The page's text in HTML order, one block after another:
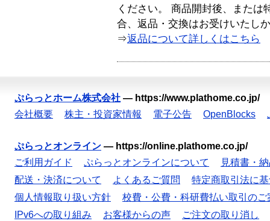
ください。 商品開封後、または
合、返品・交換はお受けいたし
⇒返品について詳しくはこちら
ぷらっとホーム株式会社 — https://www.plathome.co.jp/
会社概要
株主・投資家情報 電子公告 OpenBlocks
ぷらっとオンライン — https://online.plathome.co.jp/
ご利用ガイド
ぷらっとオンラインについて
見積書・
配送・決済について
よくあるご質問
特定商取引法に
個人情報取り扱い方針
校費・公費・科研費払い取引のご
IPv6への取り組み
お客様からの声 ご注文の取り消し